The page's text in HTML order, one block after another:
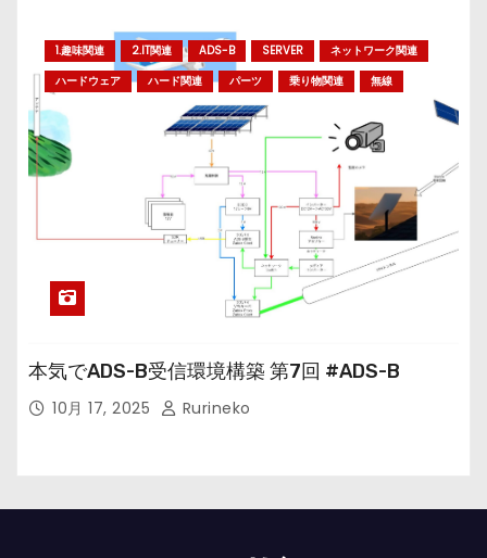
1.趣味関連 2.IT関連 ADS-B SERVER
ネットワーク関連
ハードウェア
ハード関連 パーツ 乗り物関連 無線
本気でADS-B受信環境構築 第7回 #ADS-B
10月 17, 2025 Rurineko